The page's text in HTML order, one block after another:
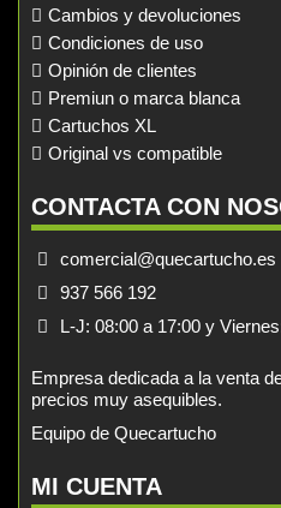
Cambios y devoluciones
Condiciones de uso
Opinión de clientes
Premiun o marca blanca
Cartuchos XL
Original vs compatible
CONTACTA CON
comercial@quecartucho.es
937 566 192
L-J: 08:00 a 17:00 y
Empresa dedicada a la venta
precios muy asequibles.
Equipo de Quecartucho
MI CUENTA